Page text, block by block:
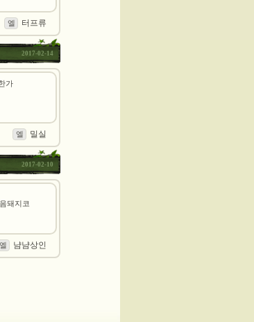
엘 터프류
가
엘 밀실
2017-02-14
돼지코
엘 냠냠상인
2017-02-10